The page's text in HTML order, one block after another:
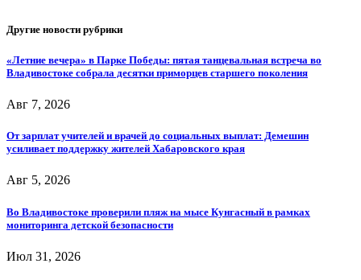
Другие новости рубрики
«Летние вечера» в Парке Победы: пятая танцевальная встреча во
Владивостоке собрала десятки приморцев старшего поколения
Авг 7, 2026
От зарплат учителей и врачей до социальных выплат: Демешин
усиливает поддержку жителей Хабаровского края
Авг 5, 2026
Во Владивостоке проверили пляж на мысе Кунгасный в рамках
мониторинга детской безопасности
Июл 31, 2026